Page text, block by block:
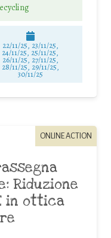
22/11/25, 23/11/25,
24/11/25, 25/11/25,
26/11/25, 27/11/25,
28/11/25, 29/11/25,
30/11/25
ONLINE ACTION
Riduzione
in ottica